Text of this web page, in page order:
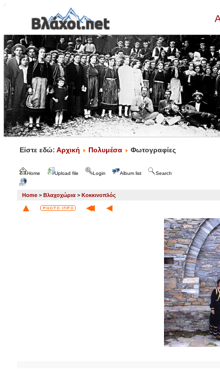
Είστε εδώ: Αρχική Πολυμέσα Φωτογραφίες
Home Upload file Login Album list Search
Home > Βλαχοχώρια > Κοκκινοπλός